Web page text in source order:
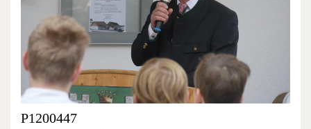
P1200447